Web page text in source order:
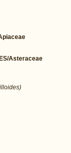
Asteraceae